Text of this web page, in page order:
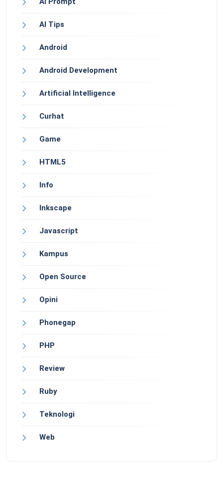
AI Tips
Android
Android Development
Artificial Intelligence
Curhat
Game
HTML5
Info
Inkscape
Javascript
Kampus
Open Source
Opini
Phonegap
PHP
Review
Ruby
Teknologi
Web